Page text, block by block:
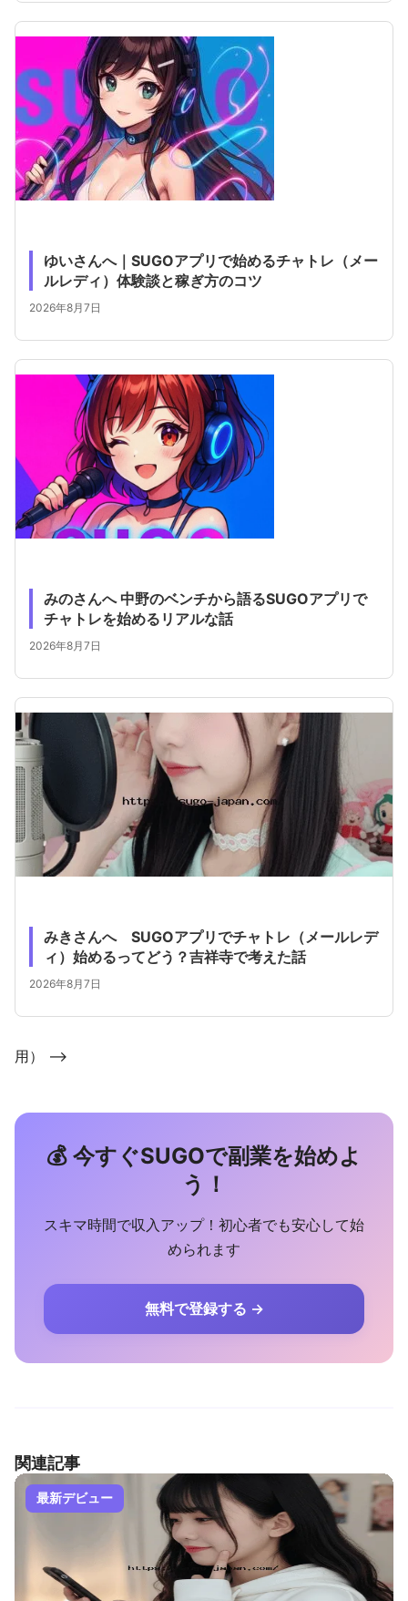
ゆいさんへ｜SUGOアプリで始めるチャトレ（メー
ルレディ）体験談と稼ぎ方のコツ
2026年8月7日
みのさんへ 中野のベンチから語るSUGOアプリで
チャトレを始めるリアルな話
2026年8月7日
みきさんへ SUGOアプリでチャトレ（メールレデ
ィ）始めるってどう？吉祥寺で考えた話
2026年8月7日
用） -->
💰 今すぐSUGOで副業を始めよ
う！
スキマ時間で収入アップ！初心者でも安心して始
められます
無料で登録する →
関連記事
最新デビュー